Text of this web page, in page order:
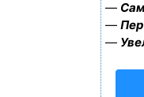
—
—
—